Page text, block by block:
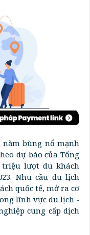
năm bùng nổ mạnh
dự báo của Tổng
triệu lượt du khách
Nhu cầu du lịch
quốc tế, mở ra cơ
lĩnh vực du lịch -
cung cấp dịch